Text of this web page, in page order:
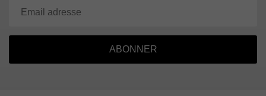
ABONNER